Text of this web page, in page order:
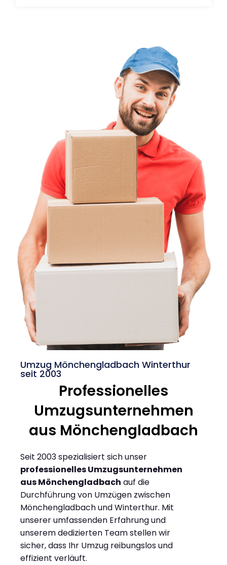
Umzug Mönchengladbach Winterthur
seit 2003
Professionelles
Umzugsunternehmen
aus Mönchengladbach
Seit 2003 spezialisiert sich unser
professionelles Umzugsunternehmen
aus Mönchengladbach auf die
Durchführung von Umzügen zwischen
Mönchengladbach und Winterthur. Mit
unserer umfassenden Erfahrung und
unserem dedizierten Team stellen wir
sicher, dass Ihr Umzug reibungslos und
effizient verläuft.